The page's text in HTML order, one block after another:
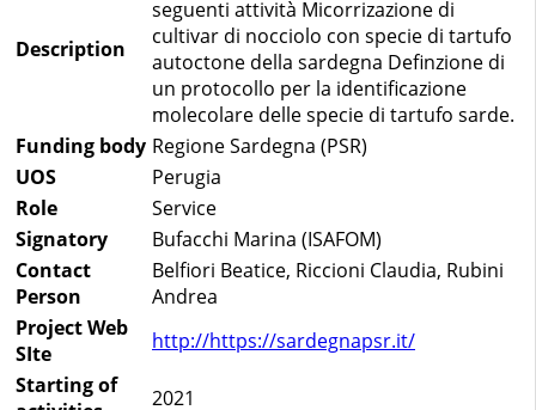
Description
seguenti attività Micorrizazione di
cultivar di nocciolo con specie di tartufo
autoctone della sardegna Definzione di
un protocollo per la identificazione
molecolare delle specie di tartufo sarde.
Funding body Regione Sardegna (PSR)
UOS
Perugia
Role
Service
Signatory
Bufacchi Marina (ISAFOM)
Contact
Person
Belfiori Beatice, Riccioni Claudia, Rubini
Andrea
Project Web
SIte
http://https://sardegnapsr.it/
Starting of
2021